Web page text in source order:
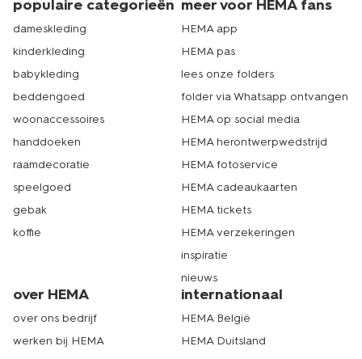
populaire categorieën
dameskleding
kinderkleding
babykleding
beddengoed
woonaccessoires
handdoeken
raamdecoratie
speelgoed
gebak
koffie
meer voor HEMA fans
HEMA app
HEMA pas
lees onze folders
folder via Whatsapp ontvangen
HEMA op social media
HEMA herontwerpwedstrijd
HEMA fotoservice
HEMA cadeaukaarten
HEMA tickets
HEMA verzekeringen
inspiratie
nieuws
over HEMA
over ons bedrijf
werken bij HEMA
internationaal
HEMA België
HEMA Duitsland